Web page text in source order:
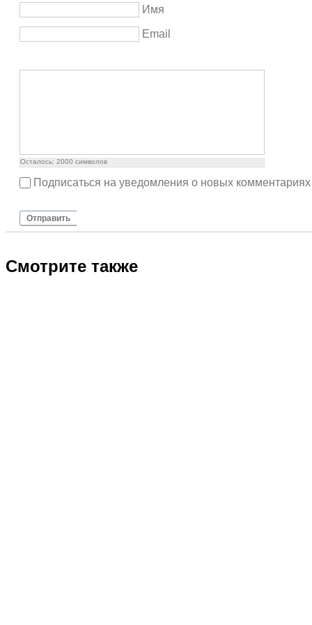
Имя
Email
Осталось: 2000 символов
Подписаться на уведомления о новых комментариях
Отправить
Смотрите также